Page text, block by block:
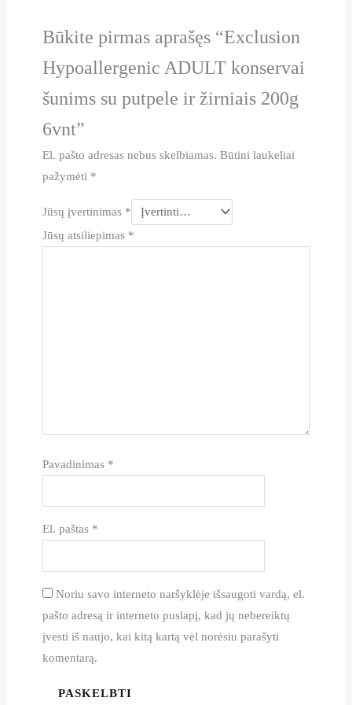
Būkite pirmas aprašęs “Exclusion
Hypoallergenic ADULT konservai
šunims su putpele ir žirniais 200g
6vnt”
El. pašto adresas nebus skelbiamas. Būtini laukeliai
pažymėti *
Jūsų įvertinimas *
Jūsų atsiliepimas *
Pavadinimas *
El. paštas *
Noriu savo interneto naršyklėje išsaugoti vardą, el.
pašto adresą ir interneto puslapį, kad jų nebereiktų
įvesti iš naujo, kai kitą kartą vėl norėsiu parašyti
komentarą.